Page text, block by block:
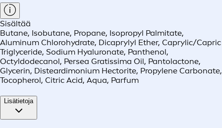
Sisältää
Butane, Isobutane, Propane, Isopropyl Palmitate,
Aluminum Chlorohydrate, Dicaprylyl Ether, Caprylic/Capric
Triglyceride, Sodium Hyaluronate, Panthenol,
Octyldodecanol, Persea Gratissima Oil, Pantolactone,
Glycerin, Disteardimonium Hectorite, Propylene Carbonate,
Tocopherol, Citric Acid, Aqua, Parfum
Lisätietoja